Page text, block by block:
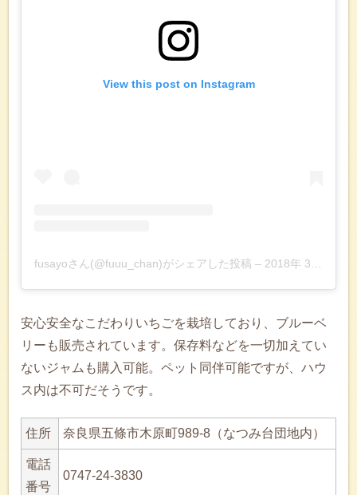
View this post on Instagram
fusayoさん(@fuuu_chan)がシェアした投稿 – 2018年 3月月18日午前3時53分PDT
安心安全なこだわりいちごを栽培しており、ブルーベ
リーも販売されています。保存料などを一切加えてい
ないジャムも購入可能。ペット同伴可能ですが、ハウ
ス内は不可だそうです。
住所 奈良県五條市木原町989-8（なつみ台団地内）
電話
番号
0747-24-3830